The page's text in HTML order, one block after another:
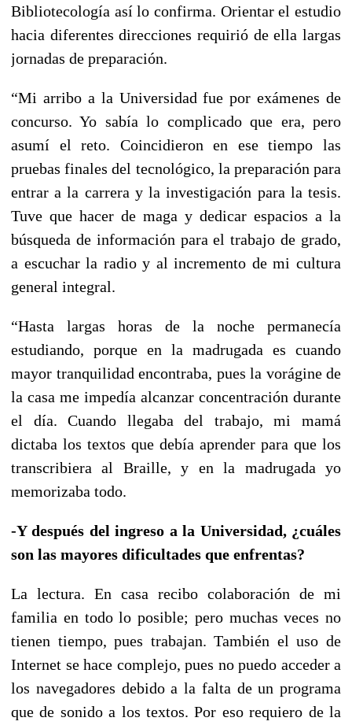
Bibliotecología así lo confirma. Orientar el estudio
hacia diferentes direcciones requirió de ella largas
jornadas de preparación.
“Mi arribo a la Universidad fue por exámenes de
concurso. Yo sabía lo complicado que era, pero
asumí el reto. Coincidieron en ese tiempo las
pruebas finales del tecnológico, la preparación para
entrar a la carrera y la investigación para la tesis.
Tuve que hacer de maga y dedicar espacios a la
búsqueda de información para el trabajo de grado,
a escuchar la radio y al incremento de mi cultura
general integral.
“Hasta largas horas de la noche permanecía
estudiando, porque en la madrugada es cuando
mayor tranquilidad encontraba, pues la vorágine de
la casa me impedía alcanzar concentración durante
el día. Cuando llegaba del trabajo, mi mamá
dictaba los textos que debía aprender para que los
transcribiera al Braille, y en la madrugada yo
memorizaba todo.
-Y después del ingreso a la Universidad, ¿cuáles
son las mayores dificultades que enfrentas?
La lectura. En casa recibo colaboración de mi
familia en todo lo posible; pero muchas veces no
tienen tiempo, pues trabajan. También el uso de
Internet se hace complejo, pues no puedo acceder a
los navegadores debido a la falta de un programa
que de sonido a los textos. Por eso requiero de la